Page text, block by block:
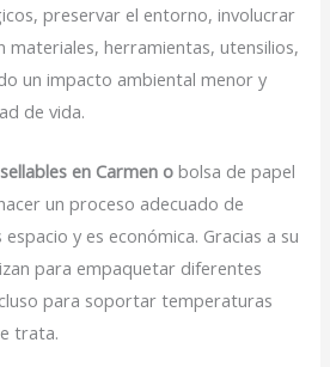
preservar el entorno, involucrar
materiales, herramientas, utensilios,
un impacto ambiental menor y
de vida.
en Carmen o bolsa de papel
un proceso adecuado de
y es económica. Gracias a su
para empaquetar diferentes
para soportar temperaturas
trata.